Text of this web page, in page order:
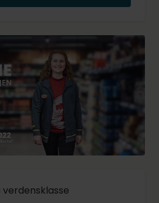
verdensklasse